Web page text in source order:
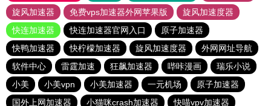
旋风加速器
免费vps加速器外网苹果版
旋风加速度器
快连加速器
快连加速器官网入口
原子加速器
快鸭加速器
快柠檬加速器 旋风加速度器
外网网址导航
软件中心
雷霆加速 狂飙加速器 哔咔漫画
瑞乐小说
小美
小美vpn 小美加速器 一元机场
原子加速器
国外上网加速器
小猫咪crash加速器 快喵vpv加速器